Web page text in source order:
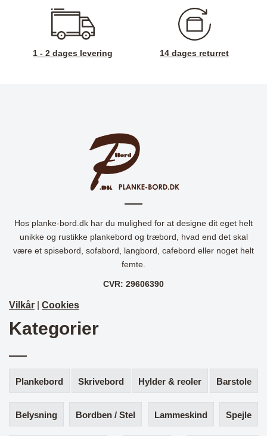
1 - 2 dages levering 14 dages returret
Hos planke-bord.dk har du mulighed for at designe dit eget helt
unikke og rustikke plankebord og træbord, hvad end det skal
være et spisebord, sofabord, langbord, cafebord eller noget helt
femte.
CVR: 29606390
Vilkår Cookies
Kategorier
Plankebord Skrivebord Hylder & reoler Barstole
Belysning Bordben / Stel Lammeskind Spejle